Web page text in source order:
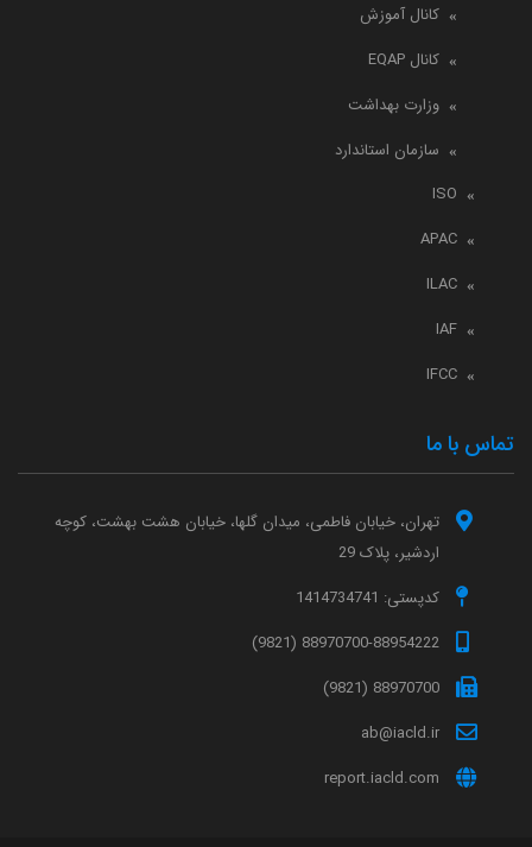
کانال آموزش
کانال EQAP
وزارت بهداشت
سازمان استاندارد
ISO
APAC
ILAC
IAF
IFCC
تماس با ما
تهران، خیابان فاطمی، میدان گلها، خیابان هشت بهشت، کوچه
اردشیر، پلاک 29
کدپستی: 1414734741
88970700-88954222 (9821)
88970700 (9821)
ab@iacld.ir
report.iacld.com